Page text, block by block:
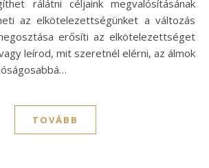
rálátni céljaink megvalósításának
az elkötelezettségünket a változás
erősíti az elkötelezettséget
leírod, mit szeretnél elérni, az álmok
TOVÁBB